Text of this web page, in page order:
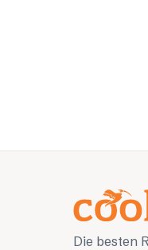
Die besten